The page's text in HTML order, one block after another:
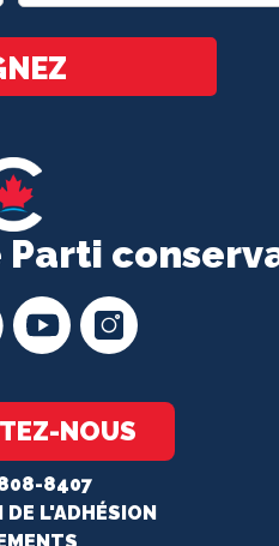
Parti
NOUS
8407
L'ADHÉSION
*